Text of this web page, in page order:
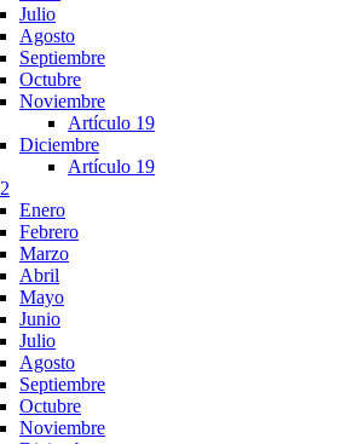
Julio
Agosto
Septiembre
Octubre
Noviembre
Artículo 19
Diciembre
Artículo 19
Enero
Febrero
Marzo
Abril
Mayo
Junio
Julio
Agosto
Septiembre
Octubre
Noviembre